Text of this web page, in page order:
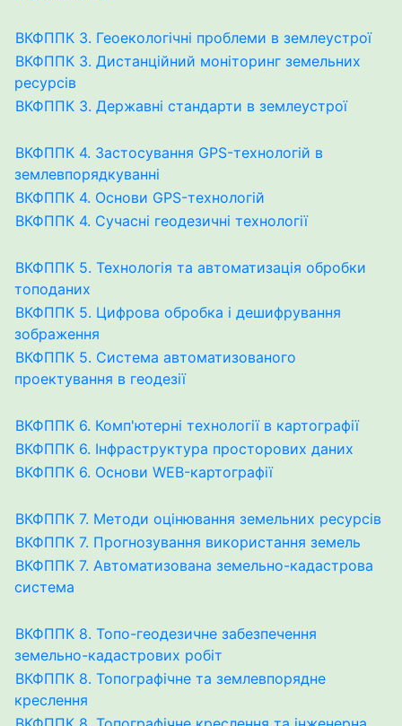
ВКФППК 3. Геоекологічні проблеми в землеустрої
ВКФППК 3. Дистанційний моніторинг земельних
ресурсів
ВКФППК 3. Державні стандарти в землеустрої
ВКФППК 4. Застосування GPS-технологій в
землевпорядкуванні
ВКФППК 4. Основи GPS-технологій
ВКФППК 4. Сучасні геодезичні технології
ВКФППК 5. Технологія та автоматизація обробки
топоданих
ВКФППК 5. Цифрова обробка і дешифрування
зображення
ВКФППК 5. Система автоматизованого
проектування в геодезії
ВКФППК 6. Комп'ютерні технології в картографії
ВКФППК 6. Інфраструктура просторових даних
ВКФППК 6. Основи WEB-картографії
ВКФППК 7. Методи оцінювання земельних ресурсів
ВКФППК 7. Прогнозування використання земель
ВКФППК 7. Автоматизована земельно-кадастрова
система
ВКФППК 8. Топо-геодезичне забезпечення
земельно-кадастрових робіт
ВКФППК 8. Топографічне та землевпорядне
креслення